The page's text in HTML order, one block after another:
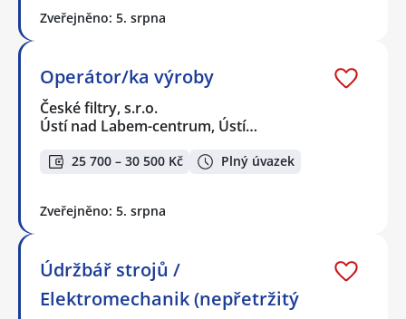
Zveřejněno: 5. srpna
Operátor/ka výroby
České filtry, s.r.o.
Ústí nad Labem-centrum, Ústí…
25 700 – 30 500 Kč Plný úvazek
Zveřejněno: 5. srpna
Údržbář strojů /
Elektromechanik (nepřetržitý